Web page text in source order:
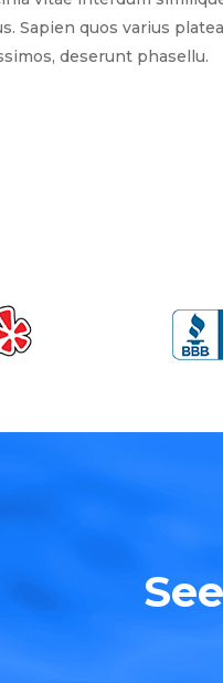
Sapien quos varius platea
deserunt phasellu.